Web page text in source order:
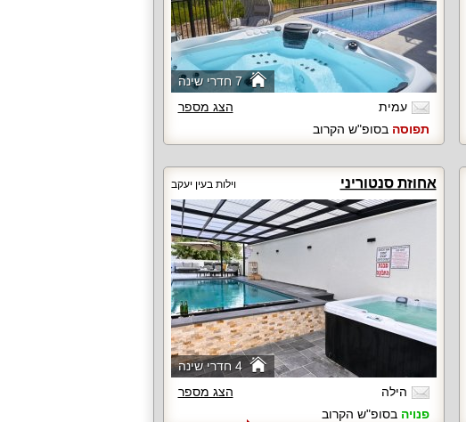
7 חדרי שינה
עמית
הצג מספר
תפוסה בסופ"ש הקרוב
אחוזת סנטוריני וילות בעין יעקב
4 חדרי שינה
הילה
הצג מספר
פנויה בסופ"ש הקרוב